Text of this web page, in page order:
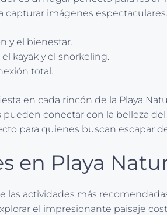
imágenes
y el bienestar.
kayak y el snorkeling.
total.
en cada rincón de la Playa
conectar con la belleza
para quienes buscan escapar
en Playa
las actividades más
el impresionante paisaje